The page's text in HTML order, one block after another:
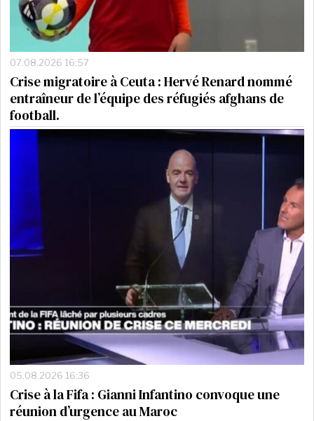
07.08.2026 16:57
Crise migratoire à Ceuta : Hervé Renard nommé
entraîneur de l’équipe des réfugiés afghans de
football.
05.08.2026 16:36
Crise à la Fifa : Gianni Infantino convoque une
réunion d’urgence au Maroc